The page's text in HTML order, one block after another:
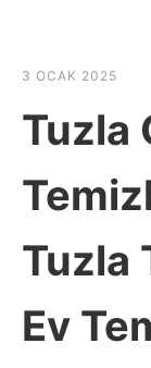
3 OCAK 2025
Tuzla
Tuzla
Ev